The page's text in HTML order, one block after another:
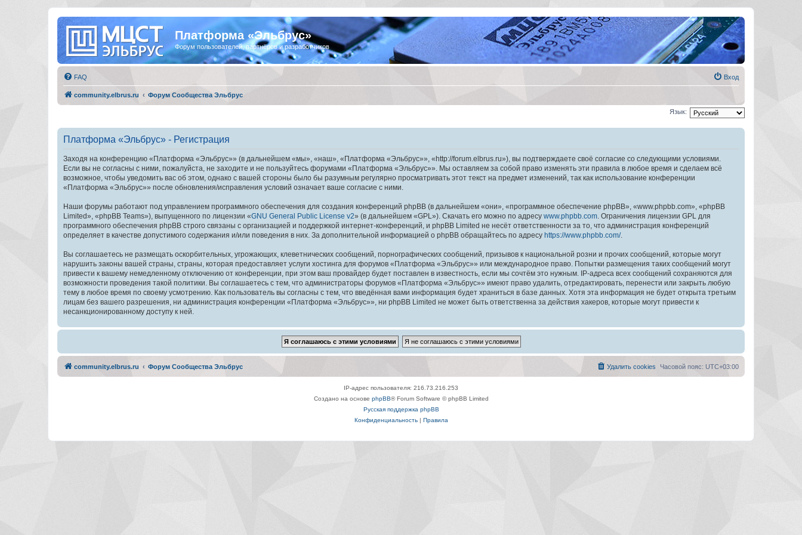
Платформа «Эльбрус»
Форум пользователей, партнёров и разработчиков
FAQ Вход
community.elbrus.ru Форум Сообщества Эльбрус
Язык:
Платформа «Эльбрус» - Регистрация
Заходя на конференцию «Платформа «Эльбрус»» (в дальнейшем «мы», «наш», «Платформа «Эльбрус»», «http://forum.elbrus.ru»), вы подтверждаете своё согласие со следующими условиями.
Если вы не согласны с ними, пожалуйста, не заходите и не пользуйтесь форумами «Платформа «Эльбрус»». Мы оставляем за собой право изменять эти правила в любое время и сделаем всё
возможное, чтобы уведомить вас об этом, однако с вашей стороны было бы разумным регулярно просматривать этот текст на предмет изменений, так как использование конференции
«Платформа «Эльбрус»» после обновления/исправления условий означает ваше согласие с ними.
Наши форумы работают под управлением программного обеспечения для создания конференций phpBB (в дальнейшем «они», «программное обеспечение phpBB», «www.phpbb.com», «phpBB
Limited», «phpBB Teams»), выпущенного по лицензии «GNU General Public License v2» (в дальнейшем «GPL»). Скачать его можно по адресу www.phpbb.com. Ограничения лицензии GPL для
программного обеспечения phpBB строго связаны с организацией и поддержкой интернет-конференций, и phpBB Limited не несёт ответственности за то, что администрация конференций
определяет в качестве допустимого содержания и/или поведения в них. За дополнительной информацией о phpBB обращайтесь по адресу https://www.phpbb.com/.
Вы соглашаетесь не размещать оскорбительных, угрожающих, клеветнических сообщений, порнографических сообщений, призывов к национальной розни и прочих сообщений, которые могут
нарушить законы вашей страны, страны, которая предоставляет услуги хостинга для форумов «Платформа «Эльбрус»» или международное право. Попытки размещения таких сообщений могут
привести к вашему немедленному отключению от конференции, при этом ваш провайдер будет поставлен в известность, если мы сочтём это нужным. IP-адреса всех сообщений сохраняются для
возможности проведения такой политики. Вы соглашаетесь с тем, что администраторы форумов «Платформа «Эльбрус»» имеют право удалить, отредактировать, перенести или закрыть любую
тему в любое время по своему усмотрению. Как пользователь вы согласны с тем, что введённая вами информация будет храниться в базе данных. Хотя эта информация не будет открыта третьим
лицам без вашего разрешения, ни администрация конференции «Платформа «Эльбрус»», ни phpBB Limited не может быть ответственна за действия хакеров, которые могут привести к
несанкционированному доступу к ней.
community.elbrus.ru Форум Сообщества Эльбрус Часовой пояс: UTC+03:00
Удалить cookies
IP-адрес пользователя: 216.73.216.253
Создано на основе phpBB® Forum Software © phpBB Limited
Русская поддержка phpBB
Конфиденциальность| Правила